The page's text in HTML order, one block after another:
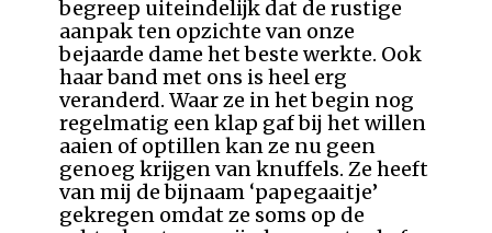
begreep uiteindelijk dat de rustige
aanpak ten opzichte van onze
bejaarde dame het beste werkte. Ook
haar band met ons is heel erg
veranderd. Waar ze in het begin nog
regelmatig een klap gaf bij het willen
aaien of optillen kan ze nu geen
genoeg krijgen van knuffels. Ze heeft
van mij de bijnaam ‘papegaaitje’
gekregen omdat ze soms op de